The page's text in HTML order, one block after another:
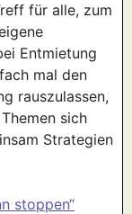
für alle, zum
Entmietung
mal den
rauszulassen,
sich
Strategien
stoppen“